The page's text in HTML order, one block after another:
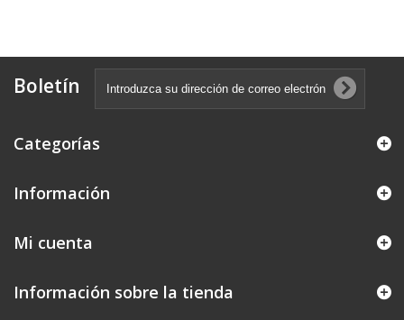
Boletín
Categorías
Información
Mi cuenta
Información sobre la tienda